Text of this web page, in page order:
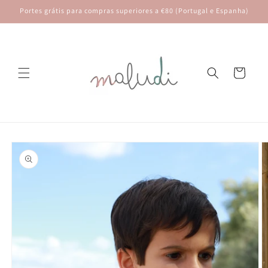
para o
conteúdo
Portes grátis para compras superiores a €80 (Portugal e Espanha)
Carrinho
informação
do produto